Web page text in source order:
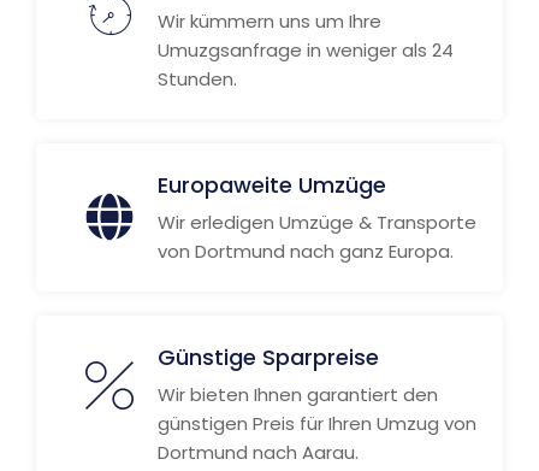
Wir kümmern uns um Ihre
Umuzgsanfrage in weniger als 24
Stunden.
Europaweite Umzüge
Wir erledigen Umzüge & Transporte
von Dortmund nach ganz Europa.
Günstige Sparpreise
Wir bieten Ihnen garantiert den
günstigen Preis für Ihren Umzug von
Dortmund nach Aarau.